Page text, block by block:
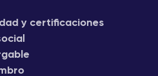
y certificaciones